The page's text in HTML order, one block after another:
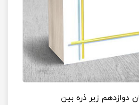
دوازدهم زیر ذره بین